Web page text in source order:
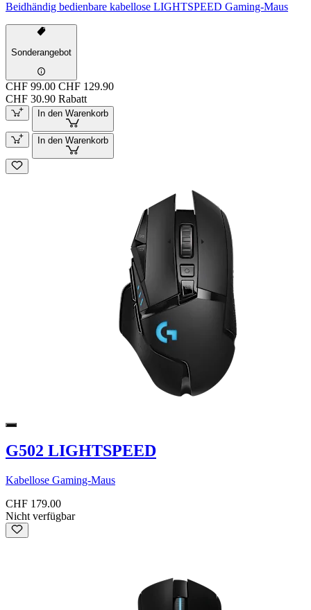
Beidhändig bedienbare kabellose LIGHTSPEED Gaming-Maus
Sonderangebot
CHF 99.00 CHF 129.90
CHF 30.90 Rabatt
In den Warenkorb
In den Warenkorb
G502 LIGHTSPEED
Kabellose Gaming-Maus
CHF 179.00
Nicht verfügbar